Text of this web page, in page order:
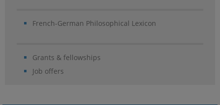
French-German Philosophical Lexicon
Grants & fellowships
Job offers